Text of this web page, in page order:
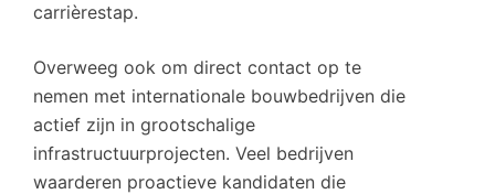
carrièrestap.
Overweeg ook om direct contact op te
nemen met internationale bouwbedrijven die
actief zijn in grootschalige
infrastructuurprojecten. Veel bedrijven
waarderen proactieve kandidaten die